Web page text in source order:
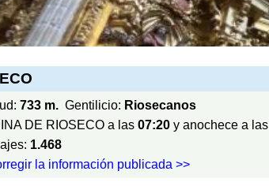
733 m. Gentilicio: Riosecanos
DE RIOSECO a las 07:20 y anochece a las
1.468
la información publicada >>